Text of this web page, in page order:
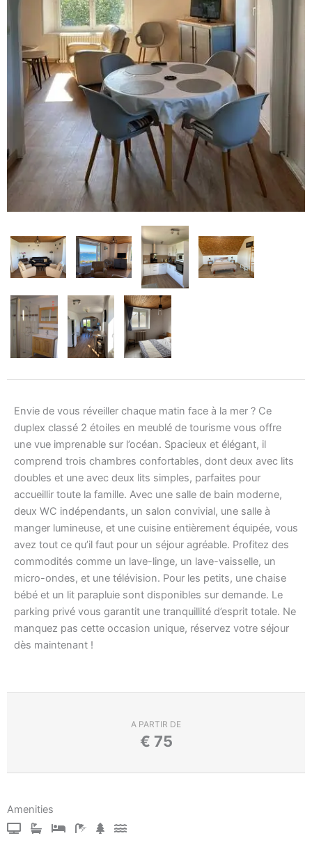
Envie de vous réveiller chaque matin face à la mer ? Ce
duplex classé 2 étoiles en meublé de tourisme vous offre
une vue imprenable sur l’océan. Spacieux et élégant, il
comprend trois chambres confortables, dont deux avec lits
doubles et une avec deux lits simples, parfaites pour
accueillir toute la famille. Avec une salle de bain moderne,
deux WC indépendants, un salon convivial, une salle à
manger lumineuse, et une cuisine entièrement équipée, vous
avez tout ce qu’il faut pour un séjour agréable. Profitez des
commodités comme un lave-linge, un lave-vaisselle, un
micro-ondes, et une télévision. Pour les petits, une chaise
bébé et un lit parapluie sont disponibles sur demande. Le
parking privé vous garantit une tranquillité d’esprit totale. Ne
manquez pas cette occasion unique, réservez votre séjour
dès maintenant !
A PARTIR DE
€ 75
Amenities